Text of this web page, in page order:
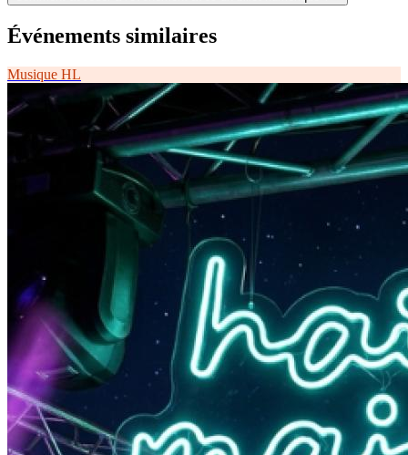
Événements similaires
Musique HL